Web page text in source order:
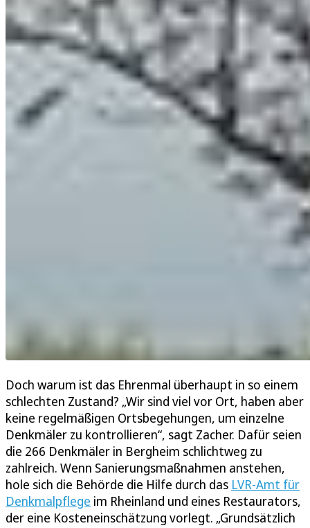
Doch warum ist das Ehrenmal überhaupt in so einem
schlechten Zustand? „Wir sind viel vor Ort, haben aber
keine regelmäßigen Ortsbegehungen, um einzelne
Denkmäler zu kontrollieren“, sagt Zacher. Dafür seien
die 266 Denkmäler in Bergheim schlichtweg zu
zahlreich. Wenn Sanierungsmaßnahmen anstehen,
hole sich die Behörde die Hilfe durch das LVR-Amt für
Denkmalpflege im Rheinland und eines Restaurators,
der eine Kosteneinschätzung vorlegt. „Grundsätzlich